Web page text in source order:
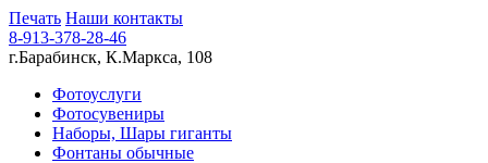
Печать Наши контакты
8-913-378-28-46
г.Барабинск, К.Маркса, 108
Фотоуслуги
Фотосувениры
Наборы, Шары гиганты
Фонтаны обычные